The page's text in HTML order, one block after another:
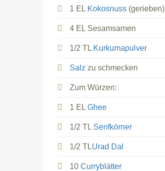
1 EL Kokosnuss(gerieben)
4 EL Sesamsamen
1/2 TL Kurkumapulver
Salz zu schmecken
Zum Würzen:
1 EL Ghee
1/2 TL Senfkörner
1/2 TLUrad Dal
10 Curryblätter